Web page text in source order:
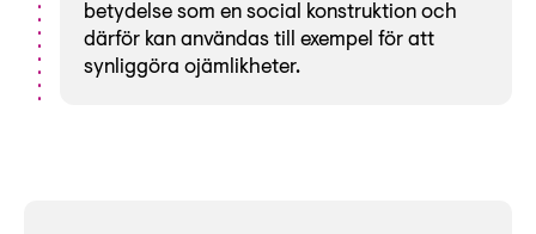
betydelse som en social konstruktion och
därför kan användas till exempel för att
synliggöra ojämlikheter.